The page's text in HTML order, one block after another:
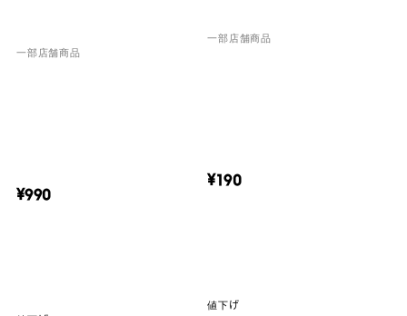
一部店舗商品
¥990
一部店舗商品
¥190
値下げ